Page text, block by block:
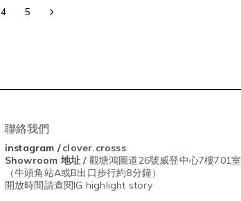
4 5
聯絡我們
instagram / clover.crosss
Showroom 地址 / 觀塘鴻圖道26號威登中心7樓701室
（牛頭角站A或B出口步行約8分鐘）
開放時間請查閱IG highlight story